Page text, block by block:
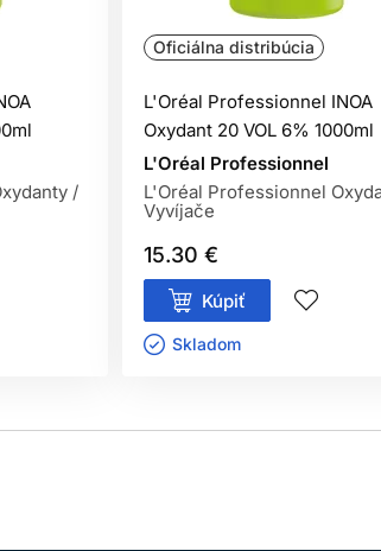
krytie bielych vlasov
Pri správnom použití dokáže táto
odtieňom, pri vyššom podiele bielych
tónu. Vďaka tomu kaderník dosiahne
až o 3 výšky odtieňu vlasov
/
Oficiálna distribúcia
L'Oréal Professionnel INOA
Oxydant 20 VOL 6% 1000ml
L'Oréal Professionnel
L'Oréal Professionnel
Vyvíjače
15.30 €
Kúpiť
Skladom ㅤ